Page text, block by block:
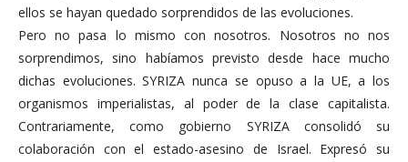
ellos se hayan quedado sorprendidos de las evoluciones.
Pero no pasa lo mismo con nosotros. Nosotros no nos
sorprendimos, sino habíamos previsto desde hace mucho
dichas evoluciones. SYRIZA nunca se opuso a la UE, a los
organismos imperialistas, al poder de la clase capitalista.
Contrariamente, como gobierno SYRIZA consolidó su
colaboración con el estado-asesino de Israel. Expresó su